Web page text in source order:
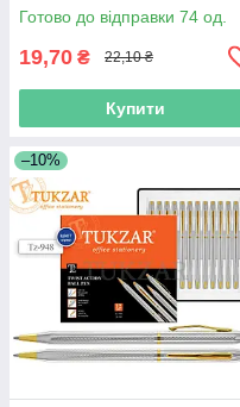
Готово до відправки 74 од.
19,70 ₴ 22,10 ₴
Купити
–10%